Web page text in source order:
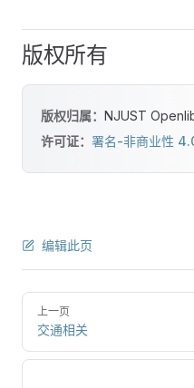
版权所有
版权归属： NJUST
许可证： 署名-非商业性
编辑此页
上一页
交通相关